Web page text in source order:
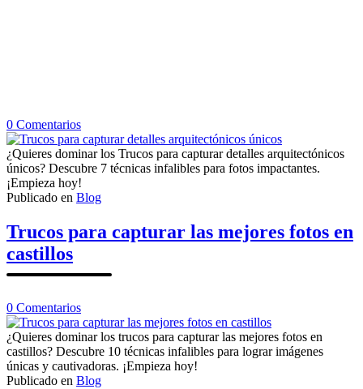
0 Comentariosen
Trucos
para
capturar
detalles
arquitectónicos
¿Quieres dominar los Trucos para capturar detalles arquitectónicos
únicos? Descubre 7 técnicas infalibles para fotos impactantes.
¡Empieza hoy!
Publicado en Blog
Trucos para capturar las mejores fotos en
castillos
0 Comentariosen
Trucos
para
capturar
las
mejores
¿Quieres dominar los trucos para capturar las mejores fotos en
castillos? Descubre 10 técnicas infalibles para lograr imágenes
únicas y cautivadoras. ¡Empieza hoy!
Publicado en Blog